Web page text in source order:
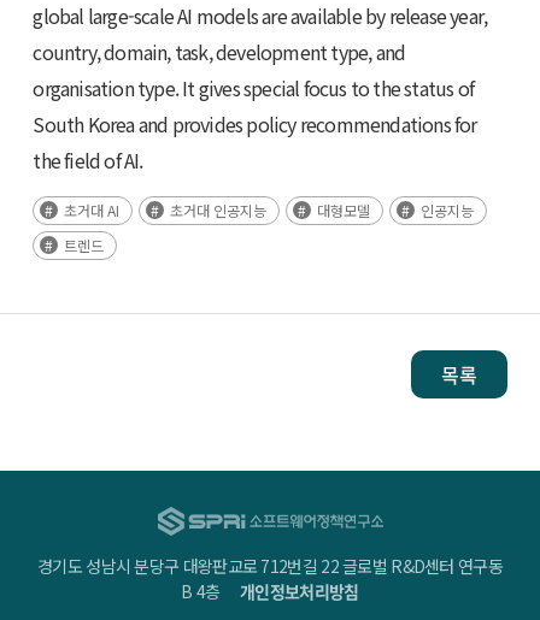
global large-scale AI models are available by release year,
country, domain, task, development type, and
organisation type. It gives special focus to the status of
South Korea and provides policy recommendations for
the field of AI.
초거대 AI 초거대 인공지능 대형모델
인공지능
트렌드
목록
경기도 성남시 분당구 대왕판교로 712번길 22 글로벌 R&D센터 연구동
B 4층개인정보처리방침